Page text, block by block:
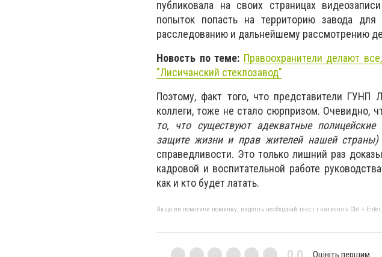
публиковала на своих страницах
попыток попасть на территорию завода
расследованию и дальнейшему рассмотрению
Новость по теме: Правоохранители делают
"Лисичанский стеклозавод"
Поэтому, факт того, что представители ГУНП
коллеги, тоже не стало сюрпризом. Очевидно,
то, что существуют адекватные
защите жизни и прав жителей нашей страны)
справедливости. Это только лишний раз
кадровой и воспитательной работе
как и кто будет латать.
Якщо ви помітили помилку, виділіть необхідний текст і натисніть Ctrl +
Оцініть першим